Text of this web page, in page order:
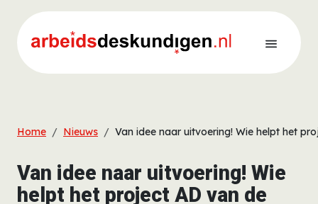
Kruimelpad
Home Nieuws Van idee naar uitvoering! Wie helpt het
Van idee naar uitvoering! Wie
helpt het project AD van de